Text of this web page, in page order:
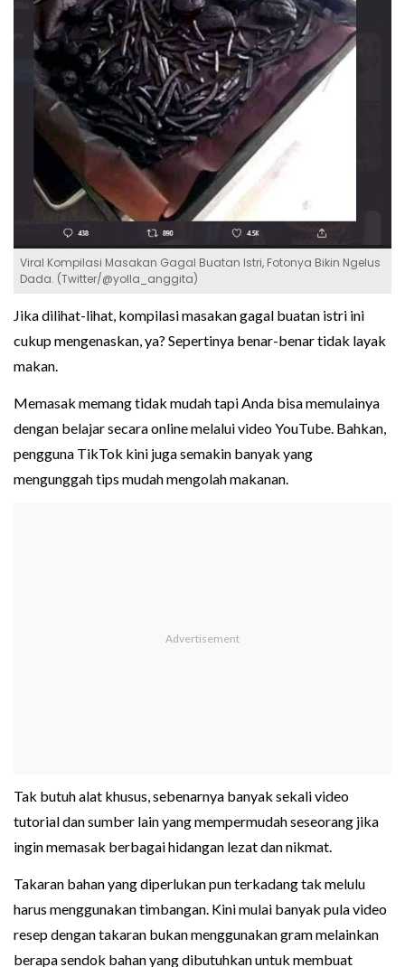
Viral Kompilasi Masakan Gagal Buatan Istri, Fotonya Bikin Ngelus
Dada. (Twitter/@yolla_anggita)
Jika dilihat-lihat, kompilasi masakan gagal buatan istri ini
cukup mengenaskan, ya? Sepertinya benar-benar tidak layak
makan.
Memasak memang tidak mudah tapi Anda bisa memulainya
dengan belajar secara online melalui video YouTube. Bahkan,
pengguna TikTok kini juga semakin banyak yang
mengunggah tips mudah mengolah makanan.
Tak butuh alat khusus, sebenarnya banyak sekali video
tutorial dan sumber lain yang mempermudah seseorang jika
ingin memasak berbagai hidangan lezat dan nikmat.
Takaran bahan yang diperlukan pun terkadang tak melulu
harus menggunakan timbangan. Kini mulai banyak pula video
resep dengan takaran bukan menggunakan gram melainkan
berapa sendok bahan yang dibutuhkan untuk membuat